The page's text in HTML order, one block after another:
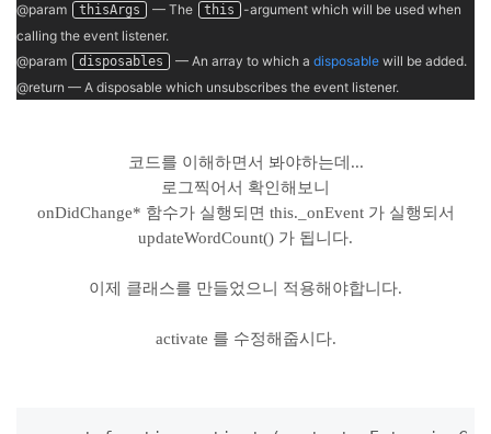
@param
thisArgs — The this
-argument which will be used when
calling the event listener.
@param
disposables — An array to which a disposablewill be added.
@return — A disposable which unsubscribes the event listener.
코드를 이해하면서 봐야하는데...
로그찍어서 확인해보니
onDidChange* 함수가 실행되면 this._onEvent 가 실행되서
updateWordCount() 가 됩니다.
이제 클래스를 만들었으니 적용해야합니다.
activate 를 수정해줍시다.